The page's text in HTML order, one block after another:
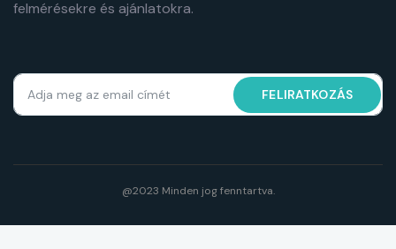
felmérésekre és ajánlatokra.
FELIRATKOZÁS
@2023 Minden jog fenntartva.